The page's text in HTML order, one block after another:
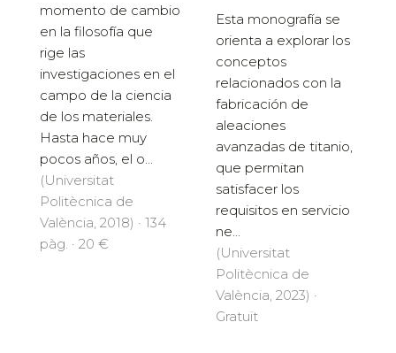
momento de cambio
en la filosofía que
rige las
investigaciones en el
campo de la ciencia
de los materiales.
Hasta hace muy
pocos años, el o...
(Universitat
Politècnica de
València, 2018) · 134
pàg. · 20 €
Esta monografía se
orienta a explorar los
conceptos
relacionados con la
fabricación de
aleaciones
avanzadas de titanio,
que permitan
satisfacer los
requisitos en servicio
ne...
(Universitat
Politècnica de
València, 2023) ·
Gratuït